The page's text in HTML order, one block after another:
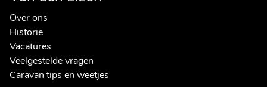
Over ons
Historie
Vacatures
Veelgestelde vragen
Caravan tips en weetjes